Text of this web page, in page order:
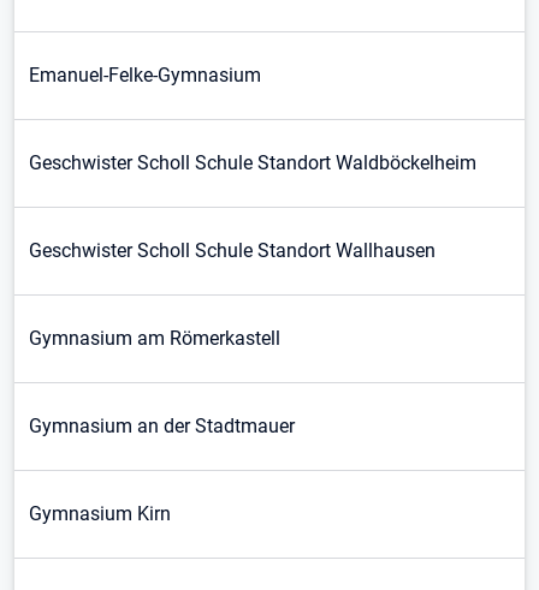
Emanuel-Felke-Gymnasium
Geschwister Scholl Schule Standort Waldböckelheim
Geschwister Scholl Schule Standort Wallhausen
Gymnasium am Römerkastell
Gymnasium an der Stadtmauer
Gymnasium Kirn